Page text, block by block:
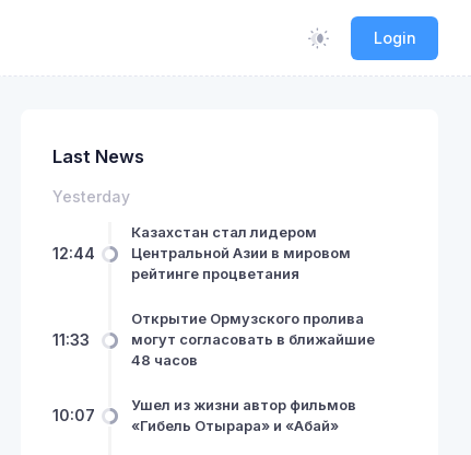
Login
Last News
Yesterday
12:44
Казахстан стал лидером
Центральной Азии в мировом
рейтинге процветания
11:33
Открытие Ормузского пролива
могут согласовать в ближайшие
48 часов
10:07
Ушел из жизни автор фильмов
«Гибель Отырара» и «Абай»